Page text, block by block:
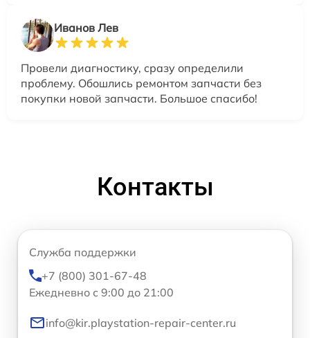
Иванов Лев
Провели диагностику, сразу определили
проблему. Обошлись ремонтом запчасти без
покупки новой запчасти. Большое спасибо!
Контакты
Служба поддержки
+7 (800) 301-67-48
Ежедневно с 9:00 до 21:00
info@kir.playstation-repair-center.ru